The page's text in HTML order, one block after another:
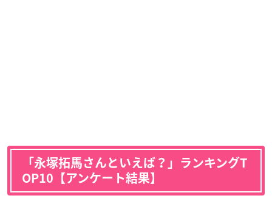
「永塚拓馬さんといえば？」ランキングT
OP10【アンケート結果】